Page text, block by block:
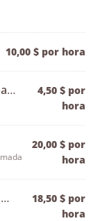
10,00 $ por hora
Personal de servicio doméstico para banquetes
4,50 $ por
hora
20,00 $ por
hora
Vestíbulo / Asistente de atención al público
18,50 $ por
hora